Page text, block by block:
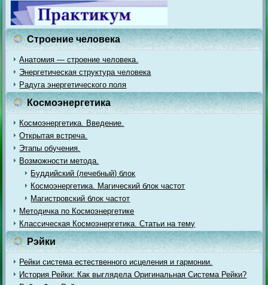
Строение человека
Анатомия — строение человека.
Энергетическая структура человека
Радуга энергетического поля
Космоэнергетика
Космоэнергетика. Введение.
Открытая встреча.
Этапы обучения.
Возможности метода.
Буддийский (лечебный) блок
Космоэнергетика. Магический блок частот
Магистровский блок частот
Методичка по Космоэнергетике
Классическая Космоэнергетика. Статьи на тему
Рэйки
Рейки система естественного исцеления и гармонии.
История Рейки: Как выглядела Оригинальная Система Рейки?